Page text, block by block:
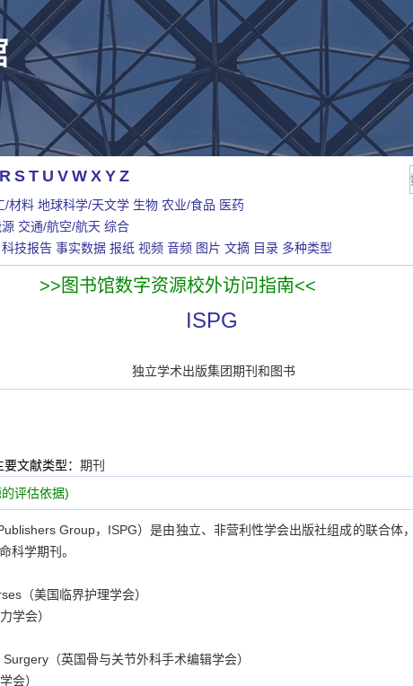
R S T U V W X Y Z
/材料 地球科学/天文学 生物 农业/食品 医药
交通/航空/航天 综合
科技报告 事实数据 报纸 视频 音频 图片 文摘 目录 多种类型
>>图书馆数字资源校外访问指南<<
ISPG
独立学术出版集团期刊和图书
要文献类型： 期刊
评估依据)
Group，ISPG）是由独立、非营利性学会出版社组成的联合体
科学期刊。
（美国临界护理学会）
学会）
（英国骨与关节外科手术编辑学会）
会）